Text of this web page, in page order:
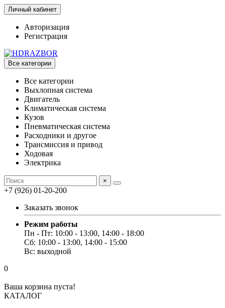
Личный кабинет
Авторизация
Регистрация
Все категории
Все категории
Выхлопная система
Двигатель
Климатическая система
Кузов
Пневматическая система
Расходники и другое
Трансмиссия и привод
Ходовая
Электрика
×
+7 (926) 01-20-200
Заказать звонок
Режим работы
Пн - Пт: 10:00 - 13:00, 14:00 - 18:00
Сб: 10:00 - 13:00, 14:00 - 15:00
Вс: выходной
0
Ваша корзина пуста!
КАТАЛОГ